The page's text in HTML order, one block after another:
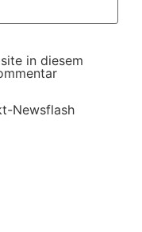
in diesem
Newsflash